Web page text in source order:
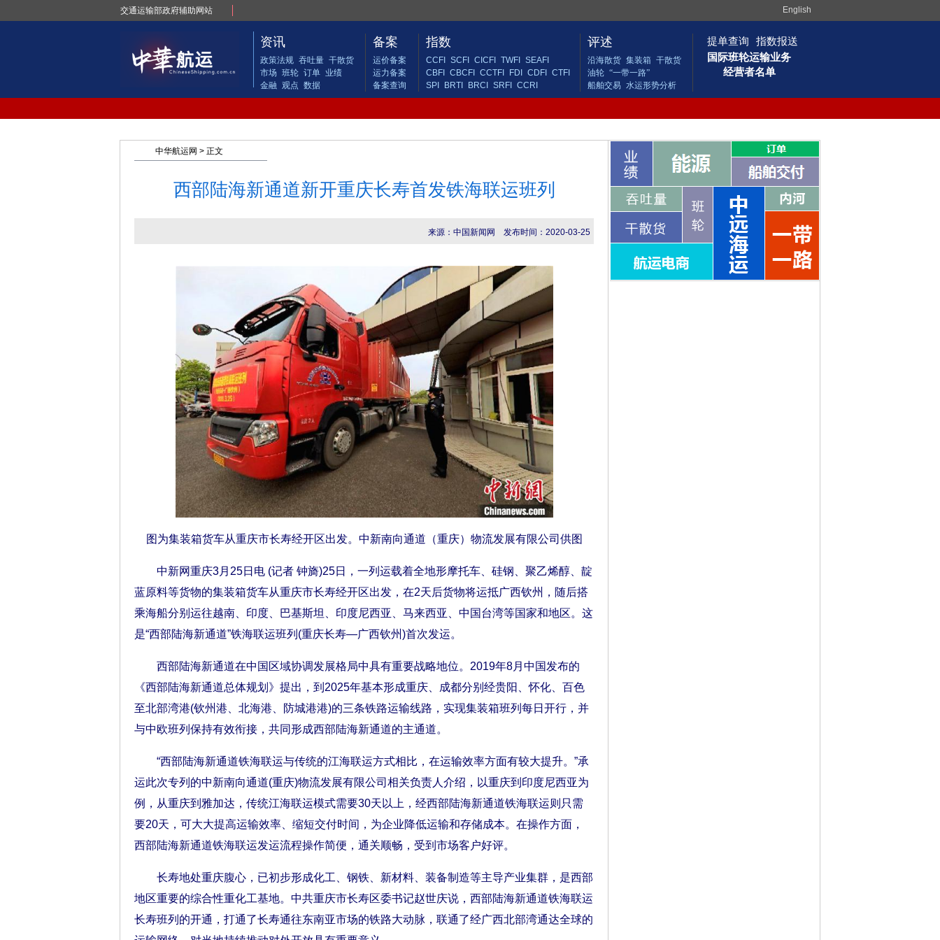
交通运输部政府辅助网站 English
资讯
政策法规 吞吐量 干散货
市场 班轮 订单 业绩
金融 观点 数据
备案
运价备案
运力备案
备案查询
指数
CCFI SCFI CICFI TWFI
SEAFI
CBFI
CBCFI CCTFI FDI CDFI
CTFI
SPI
BRTI BRCI SRFI CCRI
评述
沿海散货 集装箱 干散货
油轮 “一带一路”
船舶交易 水运形势分析
提单查询
指数报送
国际班轮运输业务
经营者名单
中华航运网 > 正文
西部陆海新通道新开重庆长寿首发铁海联运班列
来源：中国新闻网 发布时间：2020-03-25
图为集装箱货车从重庆市长寿经开区出发。中新南向通道（重庆）物流发展有限公司供图
中新网重庆3月25日电 (记者 钟旖)25日，一列运载着全地形摩托车、硅钢、聚乙烯醇、靛
蓝原料等货物的集装箱货车从重庆市长寿经开区出发，在2天后货物将运抵广西钦州，随后搭
乘海船分别运往越南、印度、巴基斯坦、印度尼西亚、马来西亚、中国台湾等国家和地区。这
是“西部陆海新通道”铁海联运班列(重庆长寿—广西钦州)首次发运。
西部陆海新通道在中国区域协调发展格局中具有重要战略地位。2019年8月中国发布的
《西部陆海新通道总体规划》提出，到2025年基本形成重庆、成都分别经贵阳、怀化、百色
至北部湾港(钦州港、北海港、防城港港)的三条铁路运输线路，实现集装箱班列每日开行，并
与中欧班列保持有效衔接，共同形成西部陆海新通道的主通道。
“西部陆海新通道铁海联运与传统的江海联运方式相比，在运输效率方面有较大提升。”承
运此次专列的中新南向通道(重庆)物流发展有限公司相关负责人介绍，以重庆到印度尼西亚为
例，从重庆到雅加达，传统江海联运模式需要30天以上，经西部陆海新通道铁海联运则只需
要20天，可大大提高运输效率、缩短交付时间，为企业降低运输和存储成本。在操作方面，
西部陆海新通道铁海联运发运流程操作简便，通关顺畅，受到市场客户好评。
长寿地处重庆腹心，已初步形成化工、钢铁、新材料、装备制造等主导产业集群，是西部
地区重要的综合性重化工基地。中共重庆市长寿区委书记赵世庆说，西部陆海新通道铁海联运
长寿班列的开通，打通了长寿通往东南亚市场的铁路大动脉，联通了经广西北部湾通达全球的